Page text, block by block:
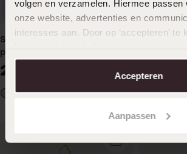
volgen en verzamelen. Hiermee passen
onze website, advertenties en
interesses aan. Door op ‘accepteren’ te
aanpassen. Lees er meer over in ons
Accepteren
Aanpassen
Stainless steel
plaatarmband met voetbal
24
Personaliseer
Stainless
13
-30%